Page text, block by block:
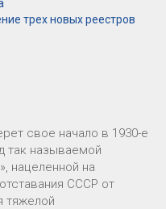
трех новых реестров
свое начало в 1930-е
так называемой
нацеленной на
СССР от
тяжелой